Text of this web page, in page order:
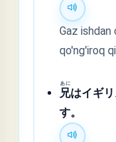
Gaz ishdan
qo'ng'iroq
兄
あに
はイギ
す。